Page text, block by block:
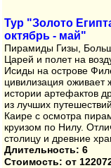
Тур "Золото
октябрь - май"
Пирамиды Гизы,
Царей и полет на
Исиды на острове
цивилизация
истории артефактов
из лучших
Каире с осмотра
круизом по Нилу.
столицу и древние
Длительность: 6
Стоимость: от